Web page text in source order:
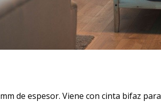
de espesor. Viene con cinta bifaz para